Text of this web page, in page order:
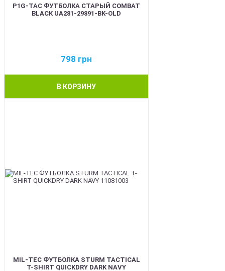
P1G-TAC ФУТБОЛКА СТАРЫЙ COMBAT
BLACK UA281-29891-BK-OLD
798 грн
В КОРЗИНУ
MIL-TEC ФУТБОЛКА STURM TACTICAL
T-SHIRT QUICKDRY DARK NAVY